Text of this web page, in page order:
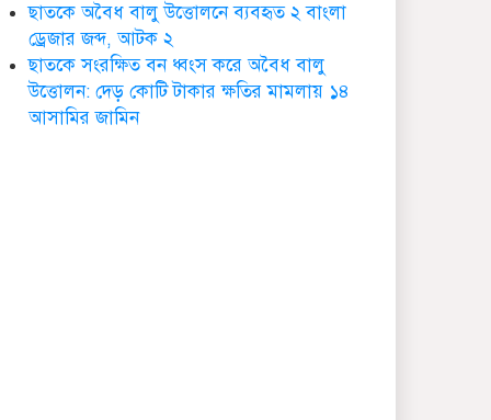
ছাতকে আওয়ামীলীগ নেতা
হাসনাত গ্রেফতার
ছাতকে অবৈধ বালু উত্তোলনে ব্যবহৃত ২ বাংলা
ড্রেজার জব্দ, আটক ২
ছাতকে সংরক্ষিত বন ধ্বংস করে অবৈধ বালু
উত্তোলন: দেড় কোটি টাকার ক্ষতির মামলায় ১৪
আসামির জামিন